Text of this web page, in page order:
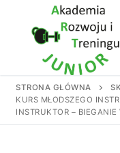
STRONA GŁÓWNA
KURS MŁODSZEGO
INSTRUKTOR –